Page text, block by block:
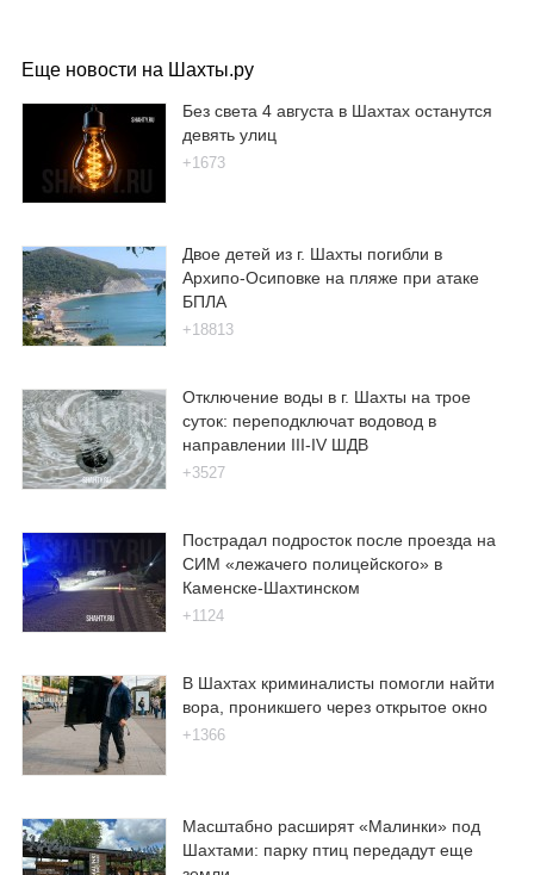
Еще новости на Шахты.ру
Без света 4 августа в Шахтах останутся
девять улиц
+1673
Двое детей из г. Шахты погибли в
Архипо-Осиповке на пляже при атаке
БПЛА
+18813
Отключение воды в г. Шахты на трое
суток: переподключат водовод в
направлении III-IV ШДВ
+3527
Пострадал подросток после проезда на
СИМ «лежачего полицейского» в
Каменске-Шахтинском
+1124
В Шахтах криминалисты помогли найти
вора, проникшего через открытое окно
+1366
Масштабно расширят «Малинки» под
Шахтами: парку птиц передадут еще